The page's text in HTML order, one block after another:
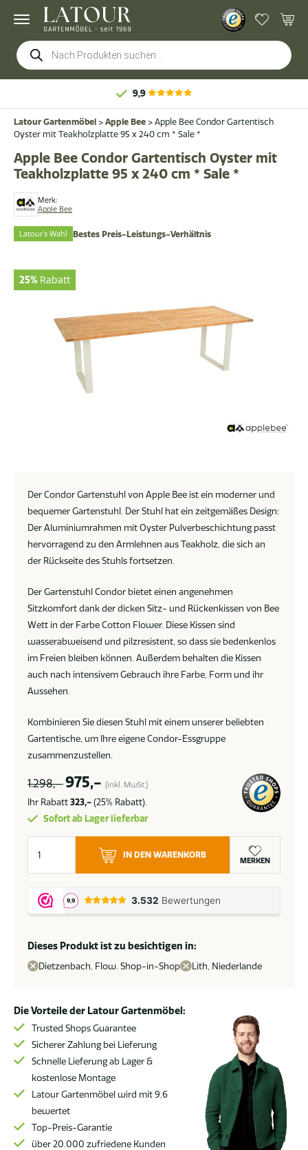
Products
search
Latour Gartenmöbel > Apple Bee > Apple Bee Condor Gartentisch
Oyster mit Teakholzplatte 95 x 240 cm * Sale *
Merk:
Apple Bee
Apple Bee Condor Gartentisch Oyster mit
Teakholzplatte 95 x 240 cm * Sale *
Latour's Wahl Bestes Preis-Leistungs-Verhältnis
25% Rabatt
Der Condor Gartenstuhl von Apple Bee ist ein moderner und
bequemer Gartenstuhl. Der Stuhl hat ein zeitgemäßes Design:
Der Aluminiumrahmen mit Oyster Pulverbeschichtung passt
hervorragend zu den Armlehnen aus Teakholz, die sich an
der Rückseite des Stuhls fortsetzen.
Der Gartenstuhl Condor bietet einen angenehmen
Sitzkomfort dank der dicken Sitz- und Rückenkissen von Bee
Wett in der Farbe Cotton Flower. Diese Kissen sind
wasserabweisend und pilzresistent, so dass sie bedenkenlos
im Freien bleiben können. Außerdem behalten die Kissen
auch nach intensivem Gebrauch ihre Farbe, Form und ihr
Aussehen.
Kombinieren Sie diesen Stuhl mit einem unserer beliebten
Gartentische, um Ihre eigene Condor-Essgruppe
zusammenzustellen.
1.298,- 975,- (inkl. MwSt.)
Ihr Rabatt323,-(25% Rabatt).
Sofort ab Lager lieferbar
Bee
Condor
Gartentisch
Oyster
Teakholzplatte
95
cm
Sale
Menge
IN DEN WARENKORB
MERKEN
Dieses Produkt ist zu besichtigen in:
Dietzenbach, Flow. Shop-in-Shop Lith, Niederlande
Die Vorteile der Latour Gartenmöbel:
Trusted Shops Guarantee
Sicherer Zahlung bei Lieferung
Schnelle Lieferung ab Lager &
kostenlose Montage
Latour Gartenmöbel wird mit 9,6
bewertet
Top-Preis-Garantie
über 20.000 zufriedene Kunden